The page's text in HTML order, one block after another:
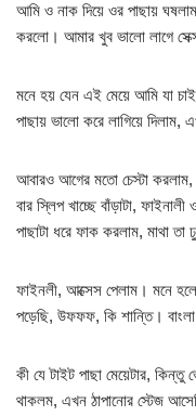
আমি ও নাক দিয়ে ওর পাছায়
করলো। আমার খুব ভালো লাগে
মনে হয় যেন এই মেয়ে আমি যা
পাছায় ভালো করে লাগিয়ে দিলাম,
আবারও আগের মতো চেস্টা
বার স্লিপ খাচ্ছে বাঁড়াটা,
পাছাটা ধরে ফাক করলাম, মাথা তা
ফাইনলী, আক্সেস পেলাম। মনে
পড়েছি, উফফফ, কি শান্তি। বাংলা
কী যে টাইট পাছা মেয়েটার, কিন্তু
থাকলম, এখন ঠাপানোর স্টেজ